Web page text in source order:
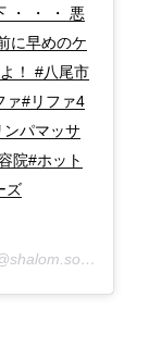
・ ・ ・ 悪
に早めのケ
！ #八尾市
ァ#リファ4
ンパマッサ
院#ホット
ズ
on